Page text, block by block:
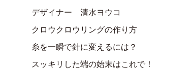
デザイナー 清水ヨウコ
クロウクロウリングの作り方
糸を一瞬で針に変えるには？
スッキリした端の始末はこれで！